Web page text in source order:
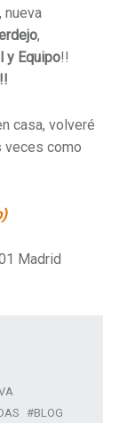
nueva
,
y Equipo!!
casa, volveré
como
Madrid
BLOG